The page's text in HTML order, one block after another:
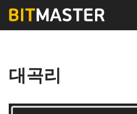
콘
로
대곡리